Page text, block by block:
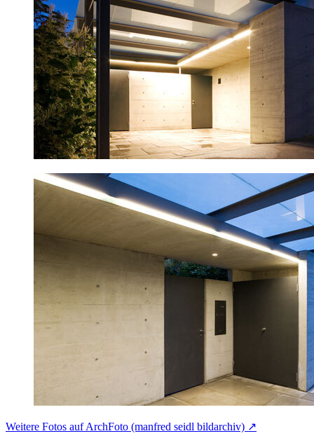
Weitere Fotos auf ArchFoto (manfred seidl bildarchiv) ↗